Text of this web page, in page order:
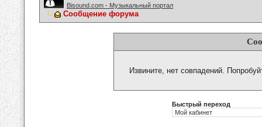
Bisound.com - Музыкальный портал
Сообщение форума
Извините, нет совпадений.
Быстрый переход